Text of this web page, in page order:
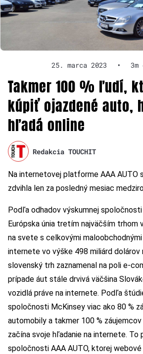
25. marca 2023 •
Takmer 100 % ľudí,
kúpiť ojazdené auto,
hľadá online
Redakcia TOUCHIT
Na internetovej platforme AAA AUTO
zdvihla len za posledný mesiac
Podľa odhadov výskumnej
Európska únia tretím najväčším trhom
na svete s celkovými
internete vo výške 498 miliárd dolárov
slovenský trh zaznamenal na poli e-
prípade áut stále drvivá väčšina
vozidlá práve na internete. Podľa
spoločnosti McKinsey viac ako 80 %
automobily a takmer 100 %
začína svoje hľadanie na internete. To
spoločnosti AAA AUTO, ktorej